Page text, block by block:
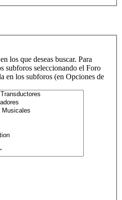
los que deseas buscar. Para
subforos seleccionando el Foro
en los subforos (en Opciones de